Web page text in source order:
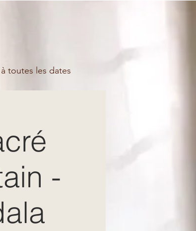
-
toutes les dates